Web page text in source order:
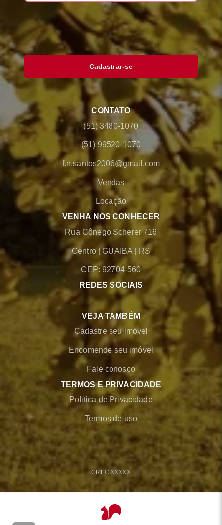
Cadastrar-se
CONTATO
(51) 3480-1070
(51) 99520-1070
f.n.santos2006@gmail.com
Vendas
Locação
VENHA NOS CONHECER
Rua Cônego Scherer 716
Centro |GUAIBA RS
CEP: 92704-560
REDES SOCIAIS
VEJA TAMBÉM
Cadastre seu imóvel
Encomende seu imóvel
Fale conosco
TERMOS E PRIVACIDADE
Política de Privacidade
Termos de uso
CRECIXXXXX